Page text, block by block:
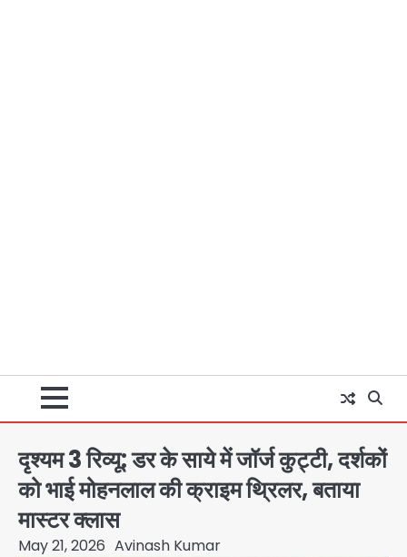
दृश्यम 3 रिव्यू: डर के साये में जॉर्ज कुट्टी, दर्शकों
को भाई मोहनलाल की क्राइम थ्रिलर, बताया
मास्टर क्लास
May 21, 2026 Avinash Kumar